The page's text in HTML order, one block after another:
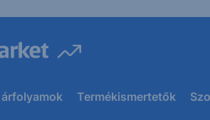
árfolyamok Termékismertetők